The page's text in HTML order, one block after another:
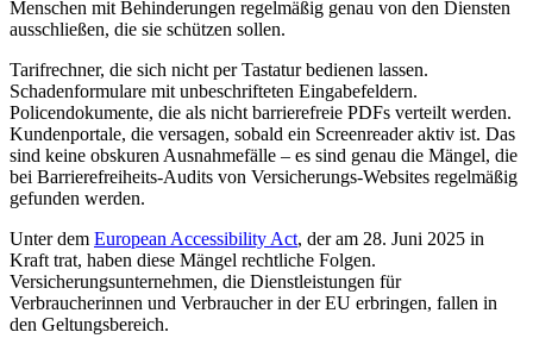
Menschen mit Behinderungen regelmäßig genau von den Diensten
ausschließen, die sie schützen sollen.
Tarifrechner, die sich nicht per Tastatur bedienen lassen.
Schadenformulare mit unbeschrifteten Eingabefeldern.
Policendokumente, die als nicht barrierefreie PDFs verteilt werden.
Kundenportale, die versagen, sobald ein Screenreader aktiv ist. Das
sind keine obskuren Ausnahmefälle – es sind genau die Mängel, die
bei Barrierefreiheits-Audits von Versicherungs-Websites regelmäßig
gefunden werden.
Unter dem European Accessibility Act, der am 28. Juni 2025 in
Kraft trat, haben diese Mängel rechtliche Folgen.
Versicherungsunternehmen, die Dienstleistungen für
Verbraucherinnen und Verbraucher in der EU erbringen, fallen in
den Geltungsbereich.